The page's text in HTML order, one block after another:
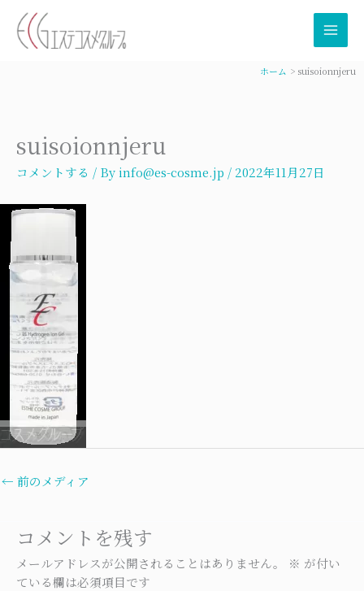
ホーム suisoionnjeru
suisoionnjeru
コメントする / Byinfo@es-cosme.jp / 2022年11月27日
← 前のメディア
コメントを残す
メールアドレスが公開されることはありません。 ※ が付い
ている欄は必須項目です